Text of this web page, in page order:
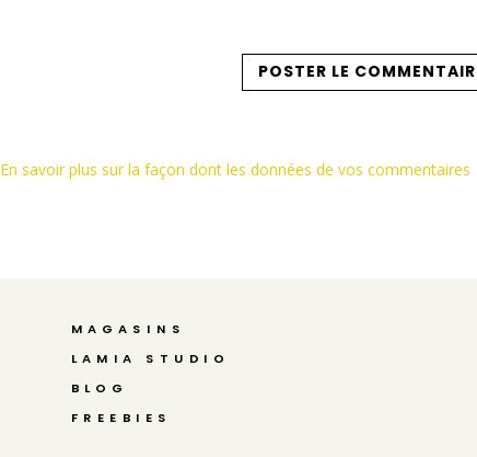
En savoir plus sur la façon dont les données de vos commentaires
MAGASINS
LAMIA STUDIO
BLOG
FREEBIES